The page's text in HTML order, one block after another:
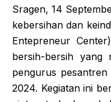
Sragen, 14
kebersihan dan
Entepreneur
bersih-bersih yang
pengurus
2024. Kegiatan ini